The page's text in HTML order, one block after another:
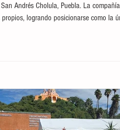
Andrés Cholula, Puebla. La
logrando posicionarse como la